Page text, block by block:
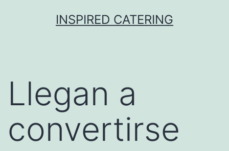
INSPIRED CATERING
Llegan a
convertirse